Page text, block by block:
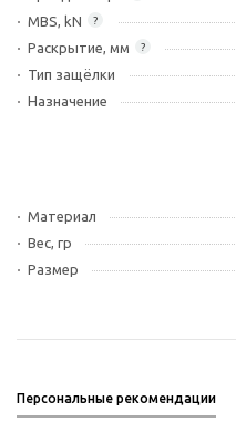
?
MBS, kN
?
Раскрытие, мм
Тип защёлки
Назначение
Материал
Вес, гр
Размер
Персональные рекомендации